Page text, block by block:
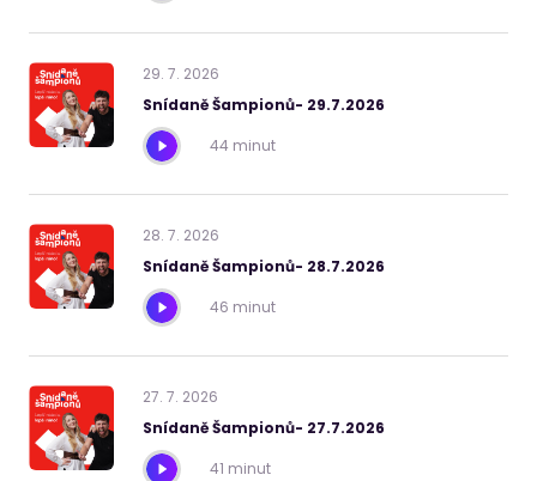
29. 7. 2026
Snídaně Šampionů- 29.7.2026
44 minut
28. 7. 2026
Snídaně Šampionů- 28.7.2026
46 minut
27. 7. 2026
Snídaně Šampionů- 27.7.2026
41 minut